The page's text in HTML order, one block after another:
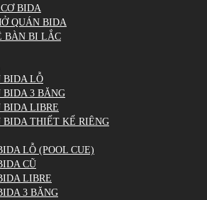
BIDA
QUÁN BIDA
BÀN BI LẮC
BIDA LỖ
BIDA 3 BĂNG
BIDA LIBRE
BIDA THIẾT KẾ RIÊNG
LỖ (POOL CUE)
CŨ
LIBRE
3 BĂNG